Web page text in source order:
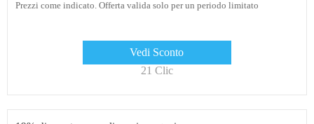
Prezzi come indicato. Offerta valida solo per un periodo limitato
Vedi Sconto
21 Clic